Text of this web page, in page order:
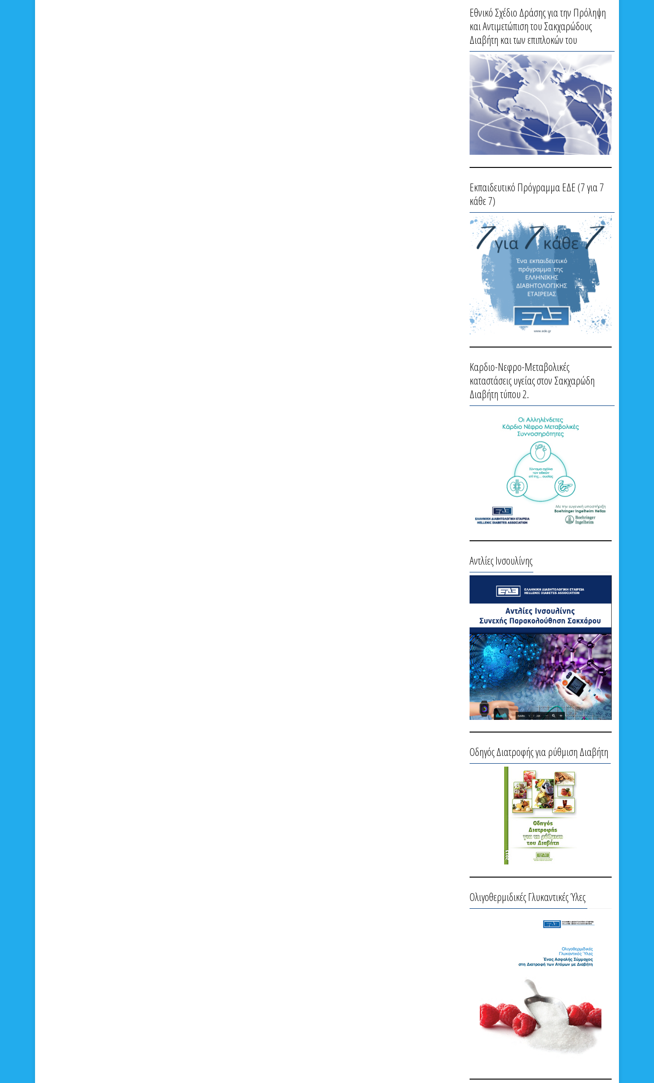
Εθνικό Σχέδιο Δράσης για την Πρόληψη
και Αντιμετώπιση του Σακχαρώδους
Διαβήτη και των επιπλοκών του
Εκπαιδευτικό Πρόγραμμα ΕΔΕ (7 για 7
κάθε 7)
Καρδιο-Νεφρο-Μεταβολικές
καταστάσεις υγείας στον Σακχαρώδη
Διαβήτη τύπου 2.
Αντλίες Ινσουλίνης
Οδηγός Διατροφής για ρύθμιση Διαβήτη
Ολιγοθερμιδικές Γλυκαντικές Ύλες